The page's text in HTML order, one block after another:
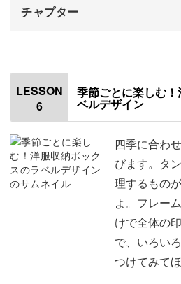
チャプター
はじめに
③オリーブオイルのデザイン
文字を入れる
イラストを入れる
文字のバランスを調整する
サラダ油のデザインにアレン
LESSON
6
季節ごとに楽しむ
ベルデザイン
四季に合わ
びます。タ
理するもの
よ。フレー
けで全体の
で、いろい
つけてみて